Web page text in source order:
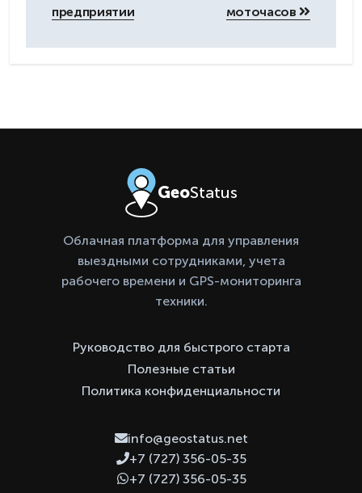
предприятии
моточасов
GeoStatus
Облачная платформа для управления
выездными сотрудниками, учета
рабочего времени и GPS-мониторинга
техники.
Руководство для быстрого старта
Полезные статьи
Политика конфиденциальности
info@geostatus.net
+7 (727) 356-05-35
+7 (727) 356-05-35